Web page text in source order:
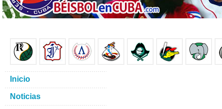
Inicio
Noticias